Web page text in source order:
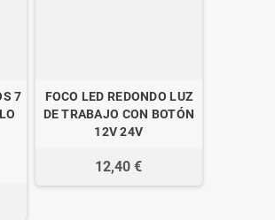
7
FOCO LED REDONDO LUZ
DE TRABAJO CON BOTÓN
12V 24V
12,40 €